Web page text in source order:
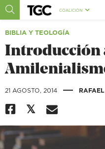
COALICIÓN
BIBLIA Y TEOLOGÍA
Introducción
21 AGOSTO, 2014 |